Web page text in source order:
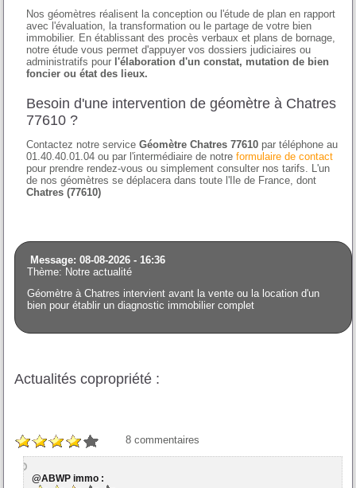
Nos géomètres réalisent la conception ou l'étude de plan en rapport
avec l'évaluation, la transformation ou le partage de votre bien
immobilier. En établissant des procès verbaux et plans de bornage,
notre étude vous permet d'appuyer vos dossiers judiciaires ou
administratifs pour l'élaboration d'un constat, mutation de bien
foncier ou état des lieux.
Besoin d'une intervention de géomètre à Chatres
77610 ?
Contactez notre serviceGéomètre Chatres 77610 par téléphone au
01.40.40.01.04 ou par l'intermédiaire de notreformulaire de contact
pour prendre rendez-vous ou simplement consulter nos tarifs. L'un
de nos géomètres se déplacera dans toute l'Ile de France, dont
Chatres (77610)
Message: 08-08-2026 - 16:36
Thème: Notre actualité
Géomètre à Chatres intervient avant la vente ou la location d'un
bien pour établir un diagnostic immobilier complet
Actualités copropriété :
8 commentaires
@ABWP immo :